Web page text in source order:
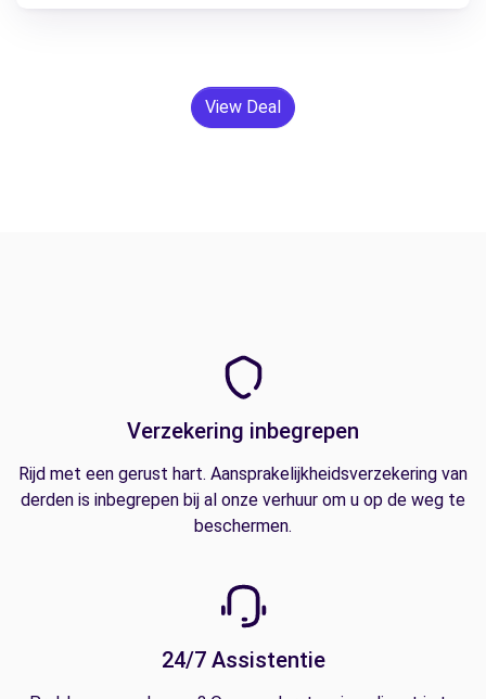
View Deal
Verzekering inbegrepen
Rijd met een gerust hart. Aansprakelijkheidsverzekering van
derden is inbegrepen bij al onze verhuur om u op de weg te
beschermen.
24/7 Assistentie